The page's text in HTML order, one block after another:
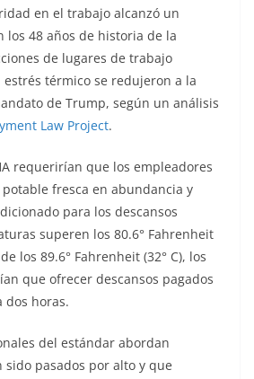
en el trabajo alcanzó un
los 48 años de historia de la
de lugares de trabajo
estrés térmico se redujeron a la
de Trump, según un análisis
Law Project.
requerirían que los empleadores
fresca en abundancia y
para los descansos
superen los 80.6° Fahrenheit
los 89.6° Fahrenheit (32° C), los
que ofrecer descansos pagados
dos horas.
del estándar abordan
pasados por alto y que